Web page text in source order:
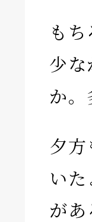
も
少
か。
夕
い
が